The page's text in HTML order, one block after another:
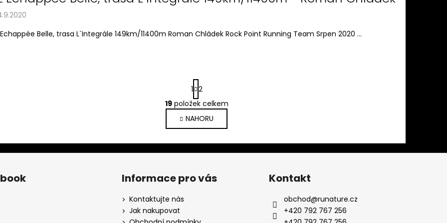
Belle, trasa L´Integrále 149km/11400m Roman Chládek Rock Point Running Team Srpen 2020 ...
O
v
l
á
d
c
v
S
t
r
á
n
k
o
v
í
1 2
19položek celkem
NAHORU
Informace pro vás
Kontaktujte nás
Jak nakupovat
Kontakt
obchod@runature.cz
+420 792 767 256